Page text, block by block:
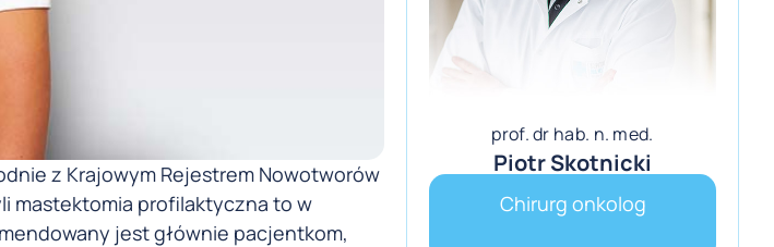
z Krajowym Rejestrem Nowotworów
mastektomia profilaktyczna to w
jest głównie pacjentkom,
prof. dr hab. n. med.
Piotr Skotnicki
Chirurg onkolog